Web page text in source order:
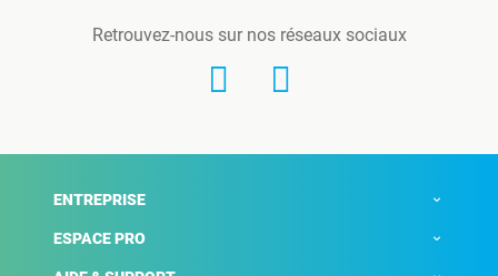
Retrouvez-nous sur nos réseaux sociaux
ENTREPRISE
ESPACE PRO